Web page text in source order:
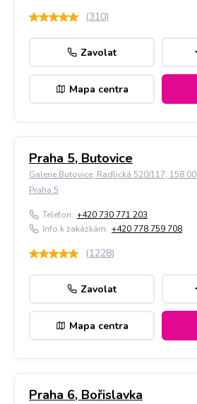
(310)
Zavolat
Mapa centra
Praha 5, Butovice
Galerie Butovice, Radlická 520/117, 158 00
Praha 5
Telefon: +420 730 771 203
Info k zakázkám: +420 778 759 708
(1228)
Zavolat
Mapa centra
Praha 6, Bořislavka